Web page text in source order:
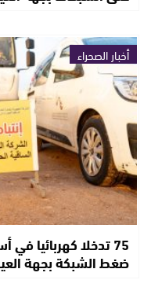
أخبار الصحراء
75 تدخلا كهربائيا
ضغط الشبكة بجهة